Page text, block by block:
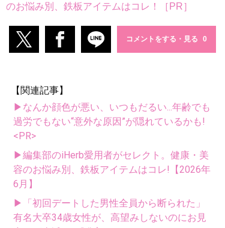
のお悩み別、鉄板アイテムはコレ！［PR］
コメントをする・見る
【関連記事】
▶なんか顔色が悪い、いつもだるい...年齢でも
過労でもない“意外な原因”が隠れているかも!
<PR>
▶編集部のiHerb愛用者がセレクト。健康・美
容のお悩み別、鉄板アイテムはコレ!【2026年
6月】
▶「初回デートした男性全員から断られた」
有名大卒34歳女性が、高望みしないのにお見